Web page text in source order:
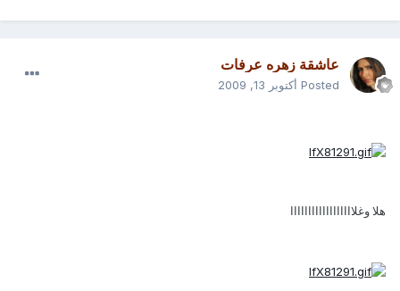
عاشقة زهره عرفات
Posted أكتوبر 13, 2009
هلا وغلاااااااااااااااااا